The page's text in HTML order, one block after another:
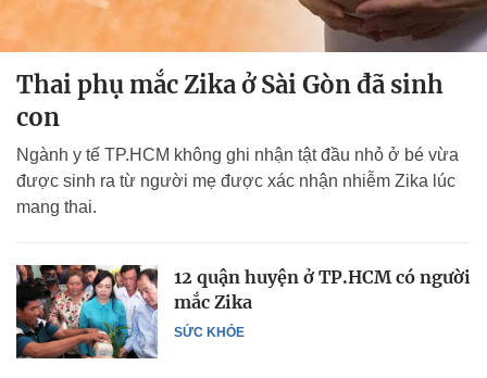
Thai phụ mắc Zika ở Sài Gòn đã sinh
con
Ngành y tế TP.HCM không ghi nhận tật đầu nhỏ ở bé vừa
được sinh ra từ người mẹ được xác nhận nhiễm Zika lúc
mang thai.
SỨC KHỎE
12 quận huyện ở TP.HCM có người
mắc Zika